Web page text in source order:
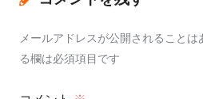
メールアドレスが公開されることは
る欄は必須項目です